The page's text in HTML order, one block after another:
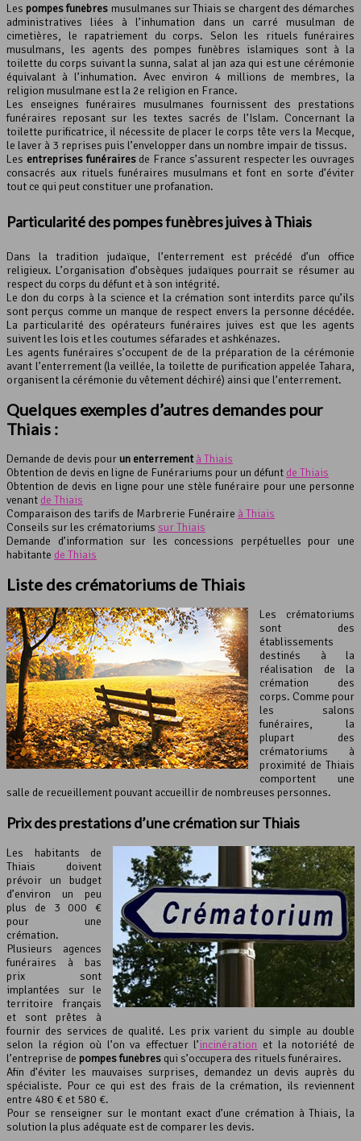
Les pompes funèbres musulmanes sur Thiais se chargent des démarches
administratives liées à l’inhumation dans un carré musulman de
cimetières, le rapatriement du corps. Selon les rituels funéraires
musulmans, les agents des pompes funèbres islamiques sont à la
toilette du corps suivant la sunna, salat al jan aza qui est une cérémonie
équivalant à l’inhumation. Avec environ 4 millions de membres, la
religion musulmane est la 2e religion en France.
Les enseignes funéraires musulmanes fournissent des prestations
funéraires reposant sur les textes sacrés de l’Islam. Concernant la
toilette purificatrice, il nécessite de placer le corps tête vers la Mecque,
le laver à 3 reprises puis l’envelopper dans un nombre impair de tissus.
Les entreprises funérairesde France s’assurent respecter les ouvrages
consacrés aux rituels funéraires musulmans et font en sorte d’éviter
tout ce qui peut constituer une profanation.
Particularité des pompes funèbres juives à Thiais
Dans la tradition judaïque, l’enterrement est précédé d’un office
religieux. L’organisation d’obsèques judaïques pourrait se résumer au
respect du corps du défunt et à son intégrité.
Le don du corps à la science et la crémation sont interdits parce qu’ils
sont perçus comme un manque de respect envers la personne décédée.
La particularité des opérateurs funéraires juives est que les agents
suivent les lois et les coutumes séfarades et ashkénazes.
Les agents funéraires s’occupent de de la préparation de la cérémonie
avant l’enterrement (la veillée, la toilette de purification appelée Tahara,
organisent la cérémonie du vêtement déchiré) ainsi que l’enterrement.
Quelques exemples d’autres demandes pour
Thiais :
Demande de devis pourun enterrement à Thiais
Obtention de devis en ligne de Funérariums pour un défunt de Thiais
Obtention de devis en ligne pour une stèle funéraire pour une personne
venant de Thiais
Comparaison des tarifs de Marbrerie Funéraire à Thiais
Conseils sur les crématoriums sur Thiais
Demande d’information sur les concessions perpétuelles pour une
habitante de Thiais
Liste des crématoriums de Thiais
Les crématoriums
sont des
établissements
destinés à la
réalisation de la
crémation des
corps. Comme pour
les salons
funéraires, la
plupart des
crématoriums à
proximité de Thiais
comportent une
salle de recueillement pouvant accueillir de nombreuses personnes.
Prix des prestations d’une crémation sur Thiais
Les habitants de
Thiais doivent
prévoir un budget
d’environ un peu
plus de 3 000 €
pour une
crémation.
Plusieurs agences
funéraires à bas
prix sont
implantées sur le
territoire français
et sont prêtes à
fournir des services de qualité. Les prix varient du simple au double
selon la région où l’on va effectuer l’incinération et la notoriété de
l’entreprise de pompes funèbres qui s’occupera des rituels funéraires.
Afin d’éviter les mauvaises surprises, demandez un devis auprès du
spécialiste. Pour ce qui est des frais de la crémation, ils reviennent
entre 480 € et 580 €.
Pour se renseigner sur le montant exact d’une crémation à Thiais, la
solution la plus adéquate est de comparer les devis.